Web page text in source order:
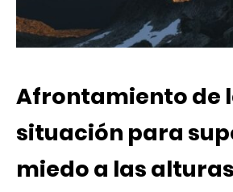
Afrontamiento de
situación para
miedo a las alturas